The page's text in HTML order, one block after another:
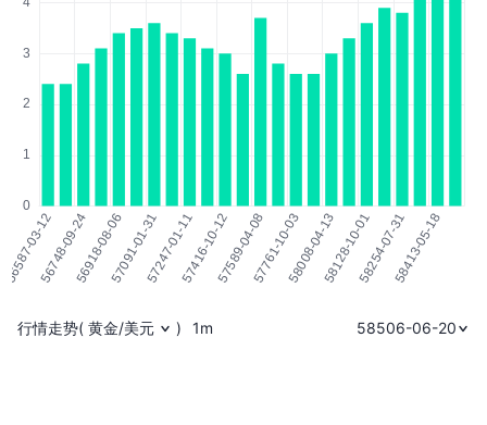
行情走势( 黄金/美元 ) 1m 58506-06-20